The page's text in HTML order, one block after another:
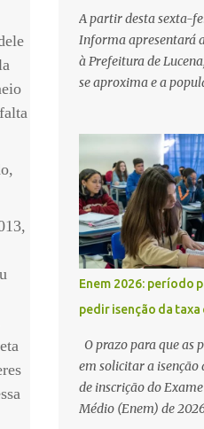
A partir desta sexta-
Informa apresentará
à Prefeitura de
se aproxima e a
articulações e
ou conquistar
agora como Pré
Léo Bandeira
Gerson Andrade há
nomes aparecer ,
trazer mais
entrevista foi com o
Andrade ,Professor da
(efetivo), supervisor,
e Biomedicina pela
Illi, Gilberto Inácio,
,Escola Américo
Enem 2026: período
pedir isenção da taxa
O prazo para que as
em solicitar a isenção
de inscrição do
Médio (Enem) de